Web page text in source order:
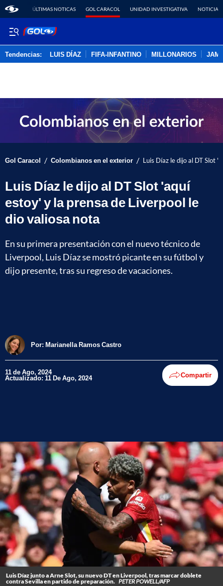
ÚLTIMAS NOTICAS GOL CARACOL UNIDAD INVESTIGATIVA NOTICIAS
Tendencias: LUIS DÍAZ FIFA-INFANTINO MILLONARIOS
Gol Caracol / Colombianos en el exterior / Luis Díaz le dijo al DT Slot
Luis Díaz le dijo al DT Slot 'aquí
estoy' y la prensa de Liverpool le
dio valiosa nota
En su primera presentación con el nuevo técnico de
Liverpool, Luis Díaz se mostró picante en su fútbol y
dijo presente, tras su regreso de vacaciones.
Por: Marianella Ramos Castro
11 de Ago, 2024
Actualizado: 11 De Ago, 2024 Compartir
Luis Díaz junto a Arne Slot, su nuevo DT en Liverpool, tras marcar doblete
contra Sevilla en partido de preparación. PETER POWELL/AFP